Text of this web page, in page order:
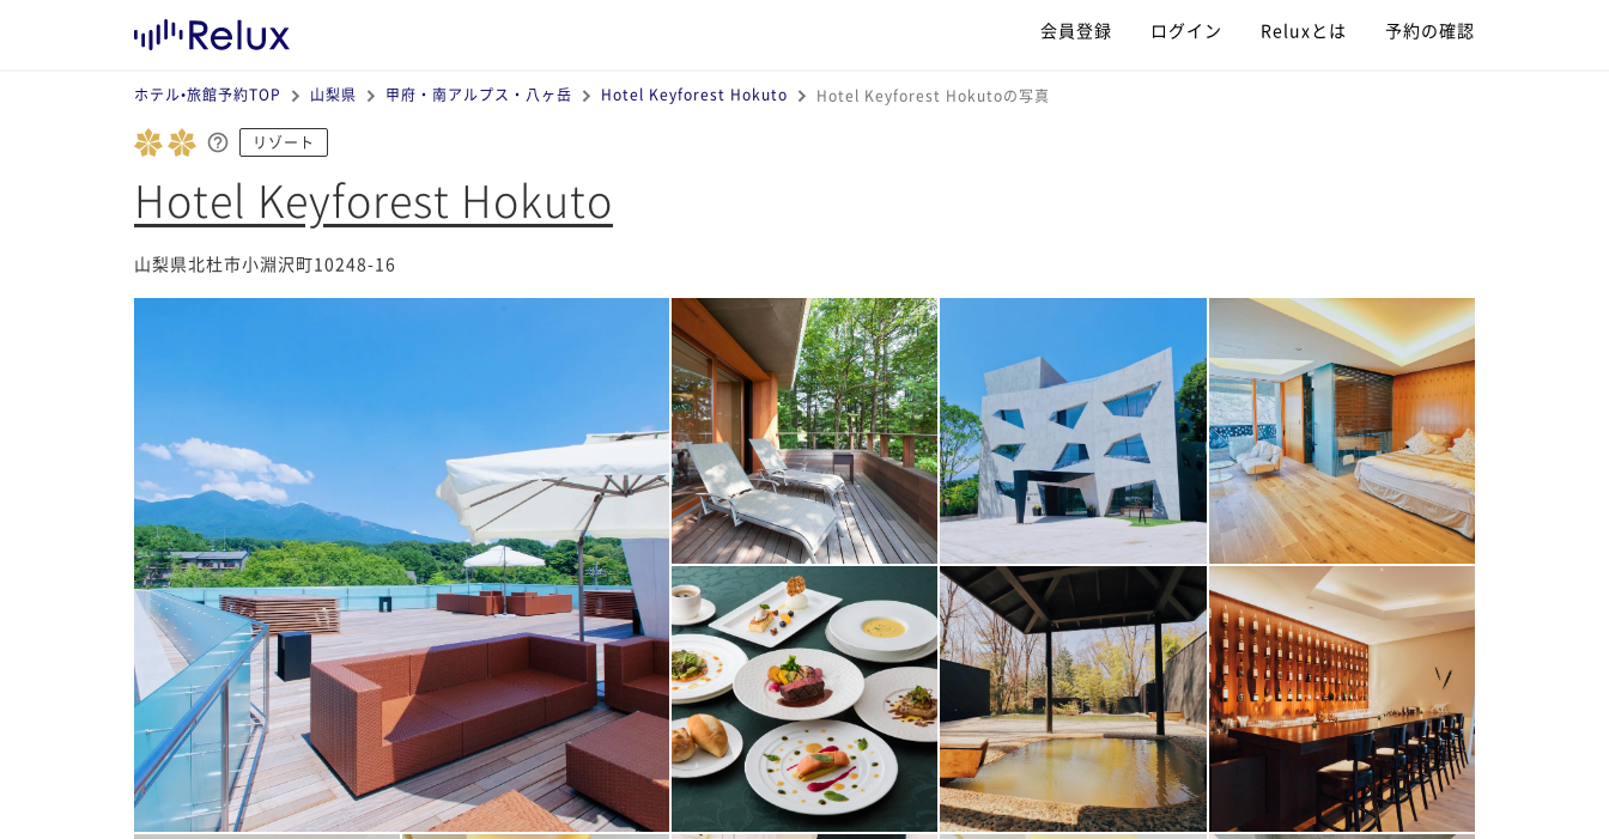
会員登録 ログイン Reluxとは 予約の確認
ホテル•旅館予約TOP 山梨県 甲府・南アルプス・八ヶ岳 Hotel Keyforest Hokuto Hotel Keyforest Hokutoの写真
リゾート
Hotel Keyforest Hokuto
山梨県北杜市小淵沢町10248-16